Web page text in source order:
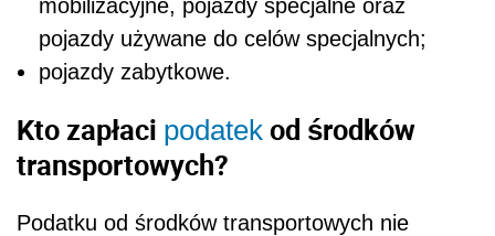
mobilizacyjne, pojazdy specjalne oraz
pojazdy używane do celów specjalnych;
pojazdy zabytkowe.
Kto zapłaci podatek od środków
transportowych?
Podatku od środków transportowych nie